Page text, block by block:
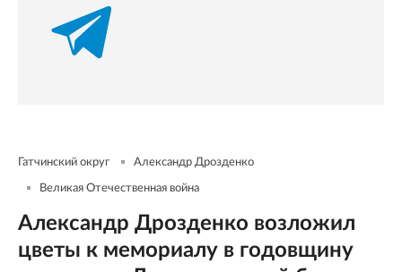
Гатчинский округ Александр Дрозденко
Великая Отечественная война
Александр Дрозденко возложил
цветы к мемориалу в годовщину